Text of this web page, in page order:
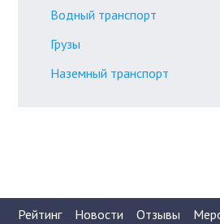
Водный транспорт
Грузы
Наземный транспорт
Рейтинг Новости Отзывы